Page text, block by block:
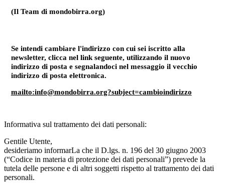
(Il Team di mondobirra.org)
Se intendi cambiare l'indirizzo con cui sei iscritto alla
newsletter, clicca nel link seguente, utilizzando il nuovo
indirizzo di posta e segnalandoci nel messaggio il vecchio
indirizzo di posta elettronica.
mailto:info@mondobirra.org?subject=cambioindirizzo
Informativa sul trattamento dei dati personali:
Gentile Utente,
desideriamo informarLa che il D.lgs. n. 196 del 30 giugno 2003
(“Codice in materia di protezione dei dati personali”) prevede la
tutela delle persone e di altri soggetti rispetto al trattamento dei dati
personali.